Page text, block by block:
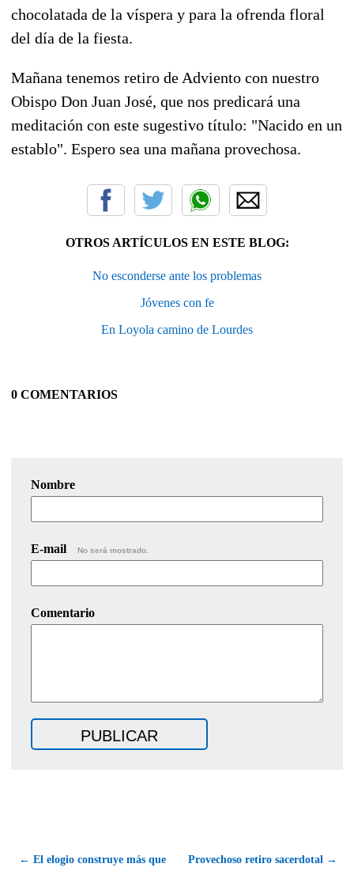
chocolatada de la víspera y para la ofrenda floral
del día de la fiesta.
Mañana tenemos retiro de Adviento con nuestro
Obispo Don Juan José, que nos predicará una
meditación con este sugestivo título: "Nacido en un
establo". Espero sea una mañana provechosa.
OTROS ARTÍCULOS EN ESTE BLOG:
No esconderse ante los problemas
Jóvenes con fe
En Loyola camino de Lourdes
0 COMENTARIOS
Nombre
E-mail No será mostrado.
Comentario
← El elogio construye más que Provechoso retiro sacerdotal →